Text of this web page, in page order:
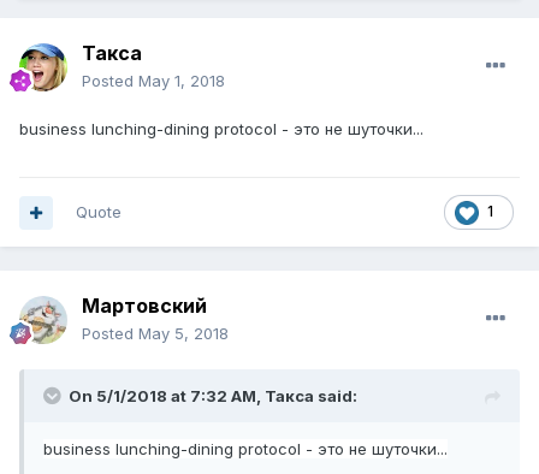
Такса
Posted May 1, 2018
business lunching-dining protocol - это не шуточки...
1
Quote
Мартовский
Posted May 5, 2018
On 5/1/2018 at 7:32 AM, Такса said:
business lunching-dining protocol - это не шуточки...